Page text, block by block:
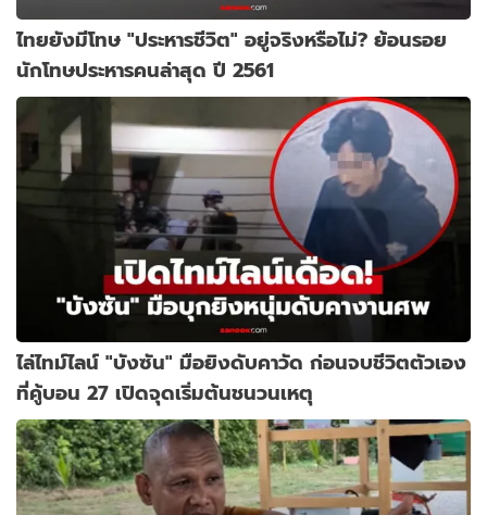
ไทยยังมีโทษ "ประหารชีวิต" อยู่จริงหรือไม่? ย้อนรอย
นักโทษประหารคนล่าสุด ปี 2561
ไล่ไทม์ไลน์ "บังซัน" มือยิงดับคาวัด ก่อนจบชีวิตตัวเอง
ที่คู้บอน 27 เปิดจุดเริ่มต้นชนวนเหตุ